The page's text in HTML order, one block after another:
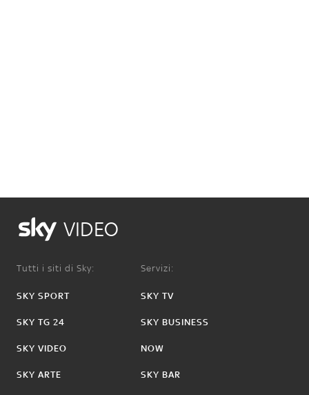
VIDEO
Tutti i siti di Sky:
SKY SPORT
SKY TG 24
SKY VIDEO
SKY ARTE
Servizi:
SKY TV
SKY BUSINESS
NOW
SKY BAR